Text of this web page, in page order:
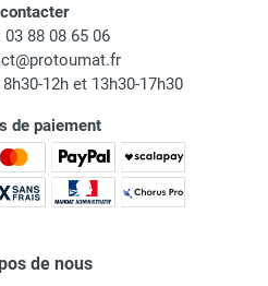
03 88 08 65 06
12h et 13h30-17h30
de paiement
de nous